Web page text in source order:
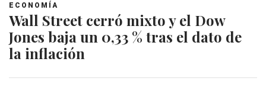
ECONOMÍA
Wall Street cerró mixto y el Dow
Jones baja un 0,33 % tras el dato de
la inflación